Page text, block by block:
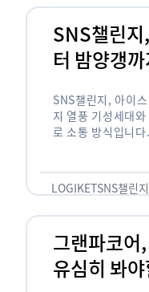
SNS챌린
터 밤양갱
SNS챌린지, 아이
지 열풍 기성세대
로 소통 방식입니
도 능숙한 …
LOGIKETSNS챌린지
그랜파코어
유심히 봐